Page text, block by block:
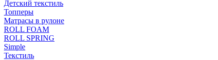
Детский текстиль
Топперы
Матрасы в рулоне
ROLL FOAM
ROLL SPRING
Simple
Текстиль